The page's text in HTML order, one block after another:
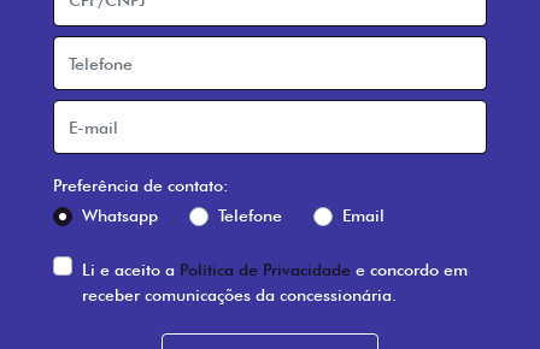
Preferência de contato:
Whatsapp
Telefone Email
Li e aceito a Política de Privacidade e concordo em
receber comunicações da concessionária.
Entrar em contato